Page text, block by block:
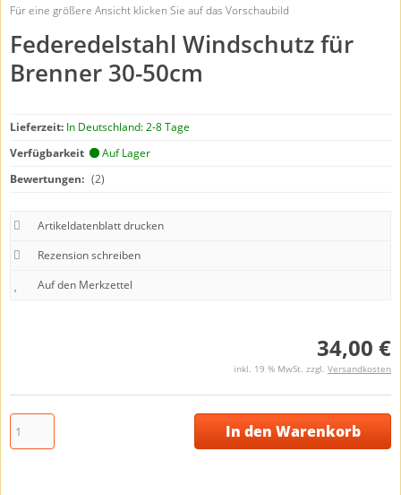
Für eine größere Ansicht klicken Sie auf das Vorschaubild
Federedelstahl Windschutz für
Brenner 30-50cm
Lieferzeit: In Deutschland: 2-8 Tage
Verfügbarkeit
Auf Lager
Bewertungen: (2)
Artikeldatenblatt drucken
Rezension schreiben
34,00 €
inkl. 19 % MwSt. zzgl. Versandkosten
In den Warenkorb